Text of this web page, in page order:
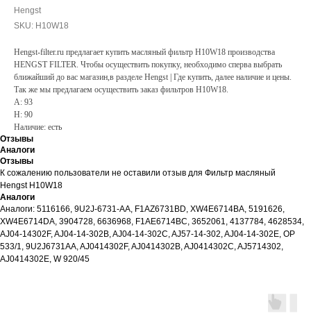
Hengst
SKU: H10W18
Hengst-filter.ru предлагает купить масляный фильтр H10W18 производства
HENGST FILTER. Чтобы осуществить покупку, необходимо сперва выбрать
ближайший до вас магазин,в разделе Hengst | Где купить, далее наличие и цены.
Так же мы предлагаем осуществить заказ фильтров H10W18.
A: 93
H: 90
Наличие: есть
Отзывы
Аналоги
Отзывы
К сожалению пользователи не оставили отзыв для Фильтр масляный
Hengst H10W18
Аналоги
Аналоги: 5116166, 9U2J-6731-AA, F1AZ6731BD, XW4E6714BA, 5191626,
XW4E6714DA, 3904728, 6636968, F1AE6714BC, 3652061, 4137784, 4628534,
AJ04-14302F, AJ04-14-302B, AJ04-14-302C, AJ57-14-302, AJ04-14-302E, OP
533/1, 9U2J6731AA, AJ0414302F, AJ0414302B, AJ0414302C, AJ5714302,
AJ0414302E, W 920/45